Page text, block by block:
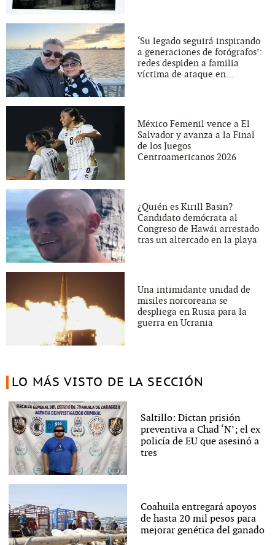
‘Su legado seguirá inspirando
a generaciones de fotógrafos’:
redes despiden a familia
víctima de ataque en...
México Femenil vence a El
Salvador y avanza a la Final
de los Juegos
Centroamericanos 2026
¿Quién es Kirill Basin?
Candidato demócrata al
Congreso de Hawái arrestado
tras un altercado en la playa
Una intimidante unidad de
misiles norcoreana se
despliega en Rusia para la
guerra en Ucrania
LO MÁS VISTO DE LA SECCIÓN
Saltillo: Dictan prisión
preventiva a Chad ‘N’; el ex
policía de EU que asesinó a
tres
Coahuila entregará apoyos
de hasta 20 mil pesos para
mejorar genética del ganado